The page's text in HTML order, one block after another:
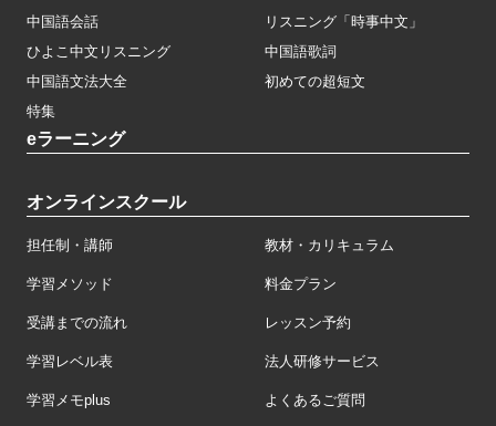
中国語会話
リスニング「時事中文」
ひよこ中文リスニング
中国語歌詞
中国語文法大全
初めての超短文
特集
eラーニング
オンラインスクール
担任制・講師 教材・カリキュラム
学習メソッド 料金プラン
受講までの流れ レッスン予約
学習レベル表 法人研修サービス
学習メモplus よくあるご質問